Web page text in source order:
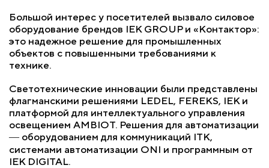
Большой интерес у посетителей вызвало силовое
оборудование брендов IEK GROUP и «Контактор»:
это надежное решение для промышленных
объектов с повышенными требованиями к
технике.
Светотехнические инновации были представлены
флагманскими решениями LEDEL, FEREKS, IEK и
платформой для интеллектуального управления
освещением AMBIOT. Решения для автоматизации
― оборудованием для коммуникаций ITK,
системами автоматизации ONI и программным от
IEK DIGITAL.